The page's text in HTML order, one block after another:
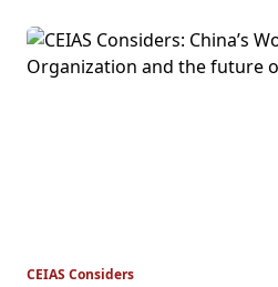
CEIAS Considers